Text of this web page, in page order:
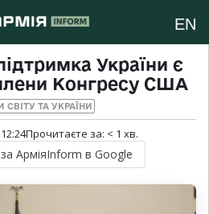
EN
України є
Конгресу США
СВІТУ ТА УКРАЇНИ
Прочитаєте за: < 1 хв.
за АрміяInform в Google